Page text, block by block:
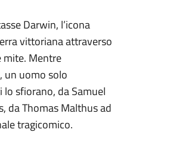
Darwin, l’icona
vittoriana attraverso
mite. Mentre
un uomo solo
lo sfiorano, da Samuel
da Thomas Malthus ad
tragicomico.